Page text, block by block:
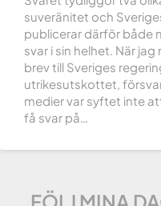
suveränitet och
publicerar därför både
svar i sin helhet. När
brev till Sveriges
utrikesutskottet,
medier var syftet inte
få svar på…
FÖLJ MINA